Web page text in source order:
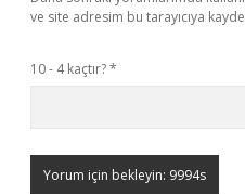
ve site adresim bu tarayıcıya
10 - 4 kaçtır?*